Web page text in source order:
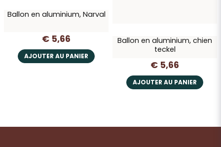
Ballon en aluminium, Narval
€ 5,66
AJOUTER AU PANIER
Ballon en aluminium, chien
teckel
€ 5,66
AJOUTER AU PANIER